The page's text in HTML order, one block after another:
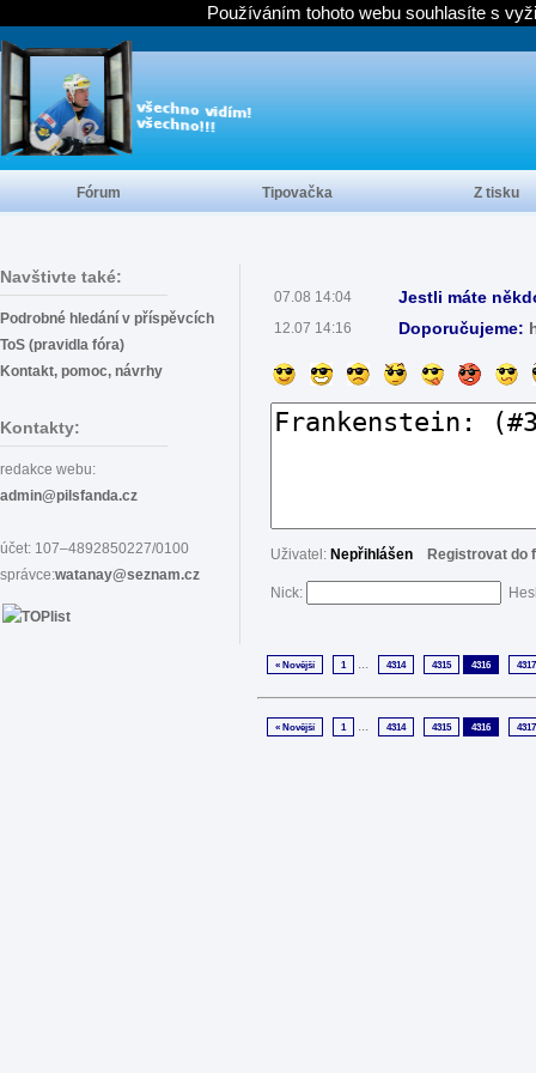
Navštivte také:
Podrobné hledání v příspěvcích
ToS (pravidla fóra)
Kontakt, pomoc, návrhy
Kontakty:
redakce webu:
admin@pilsfanda.cz
účet: 107–4892850227/0100
správce:watanay@seznam.cz
07.08 14:04 Jestli máte
12.07 14:16 Doporučujeme:
Uživatel: Nepřihlášen Registrovat do
Nick:
« Novější 1 ... 4314 4315 4316 4317
« Novější 1 ... 4314 4315 4316 4317
Fórum Tipovačka Z tisku
Používáním tohoto webu souhlasíte s